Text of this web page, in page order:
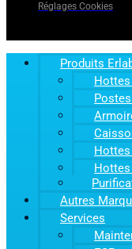
Réglages Cookies
Produits
Autres
Services